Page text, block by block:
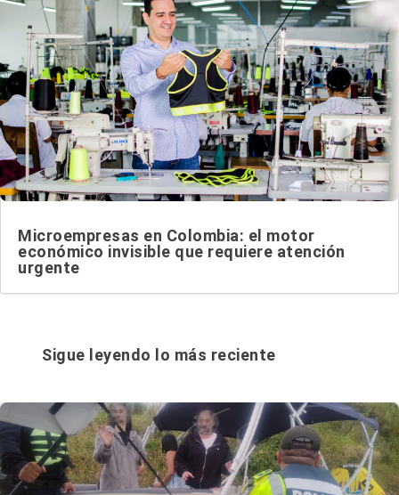
Microempresas en Colombia: el motor
económico invisible que requiere atención
urgente
Sigue leyendo lo más reciente